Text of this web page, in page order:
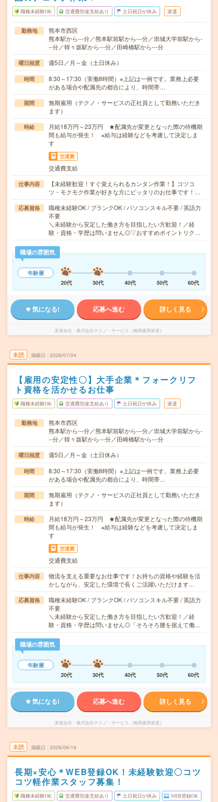
職種未経験OK 交通費別途支給あり 土日祝日が休み 派遣
勤務地
熊本市西区
熊本駅から---分／熊本駅前駅から---分／崇城大学前駅から-
--分／韓々坂駅から---分／田崎橋駅から---分
曜日頻度 週5日／月～金（土日休み）
時間
8:30～17:30（実働8時間）※上記は一例です。業務上必要
がある場合や配属先の都合により、時間帯…
期間
無期雇用（テクノ・サービスの正社員として勤務いただき
ます）
時給
月給18万円～23万円 ★配属先が変更となった際の待機期
間も給与が発生！ ※給与は経験などを考慮して決定しま
す
交通費
交通費支給
仕事内容
【未経験歓迎！すぐ覚えられるカンタン作業！】コツコ
ツ・モクモク作業が好きな方にピッタリのお仕事です！…
応募資格
職種未経験OK / ブランクOK / パソコンスキル不要 / 英語力
不要
＼未経験から安定した働き方を目指したい方歓迎！／経
験・資格・学歴は問いません◎▽おすすめポイントリク…
職場の雰囲気
年齢層
20代
30代 40代 50代 60代
気になる! 応募へ進む 詳しく見る
派遣会社 株式会社テクノ・サービス（無期雇用派遣）
未読 掲載日 2026/07/04
【雇用の安定性〇】大手企業＊フォークリフ
ト資格を活かせるお仕事
職種未経験OK 交通費別途支給あり 土日祝日が休み 派遣
勤務地
熊本市西区
熊本駅から---分／熊本駅前駅から---分／崇城大学前駅から-
--分／韓々坂駅から---分／田崎橋駅から---分
曜日頻度 週5日／月～金（土日休み）
時間
8:30～17:30（実働8時間）※上記は一例です。業務上必要
がある場合や配属先の都合により、時間帯…
期間
無期雇用（テクノ・サービスの正社員として勤務いただき
ます）
時給
月給18万円～23万円 ★配属先が変更となった際の待機期
間も給与が発生！ ※給与は経験などを考慮して決定しま
す
交通費
交通費支給
仕事内容
物流を支える重要なお仕事です！お持ちの資格や経験を活
かしながら、安定した環境で長くご活躍いただけます…
応募資格
職種未経験OK / ブランクOK / パソコンスキル不要 / 英語力
不要
＼未経験から安定した働き方を目指したい方歓迎！／経
験・資格・学歴は問いません◎「そろそろ腰を据えて働…
職場の雰囲気
年齢層
20代
30代 40代 50代 60代
気になる! 応募へ進む 詳しく見る
派遣会社 株式会社テクノ・サービス（無期雇用派遣）
未読 掲載日 2026/06/19
長期×安心＊WEB登録OK！未経験歓迎〇コツ
コツ軽作業スタッフ募集！
職種未経験OK 交通費別途支給あり 土日祝日が休み WEB登録OK